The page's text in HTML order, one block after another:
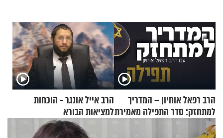
הרב רפאל אוחיון – המדריך
למתחזק: סדר התפילה מאמירת
הקורבנות ועד קריאת שמע
הרב אייל אונגר - הוכחות
למציאות הבורא